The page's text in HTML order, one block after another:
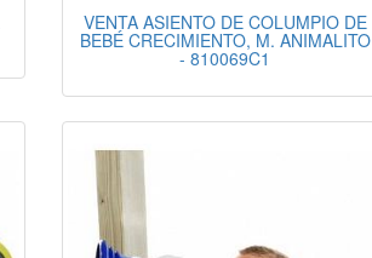
VENTA ASIENTO DE COLUMPIO DE
BEBÉ CRECIMIENTO, M. ANIMALITO
- 810069C1